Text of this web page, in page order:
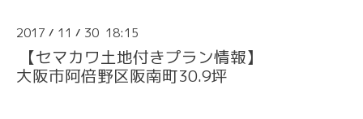
2017 / 11 / 30 18:15
【セマカワ土地付きプラン情報】
大阪市阿倍野区阪南町30.9坪